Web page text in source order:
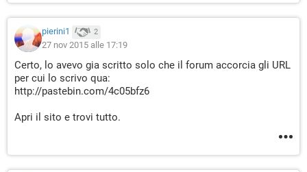
pierini1 2
27 nov 2015 alle 17:19
Certo, lo avevo gia scritto solo che il forum accorcia gli URL
per cui lo scrivo qua:
http://pastebin.com/4c05bfz6
Apri il sito e trovi tutto.